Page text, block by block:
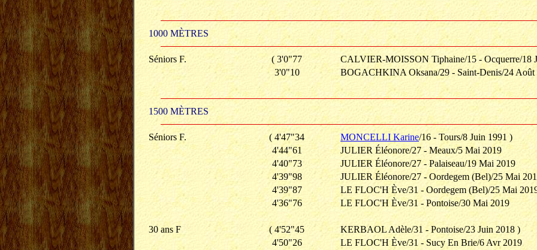
1000 MÈTRES
Séniors F. ( 3'0"77
CALVIER-MOISSON Tiphaine/15 - Ocquerre/18
3'0"10
BOGACHKINA Oksana/29 - Saint-Denis/24 Août
1500 MÈTRES
Séniors F. ( 4'47"34 MONCELLI Karine/16 - Tours/8 Juin 1991 )
4'44"61
JULIER Éléonore/27 - Meaux/5 Mai 2019
4'40"73
JULIER Éléonore/27 - Palaiseau/19 Mai 2019
4'39"98
JULIER Éléonore/27 - Oordegem (Bel)/25 Mai
4'39"87
LE FLOC'H Ève/31 - Oordegem (Bel)/25 Mai
4'36"76
LE FLOC'H Ève/31 - Pontoise/30 Mai 2019
30 ans F ( 4'52"45
KERBAOL Adèle/31 - Pontoise/23 Juin 2018 )
4'50"26
LE FLOC'H Ève/31 - Sucy En Brie/6 Avr 2019